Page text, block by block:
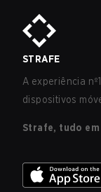
STRAFE
A experiência
dispositivos
Strafe, tudo